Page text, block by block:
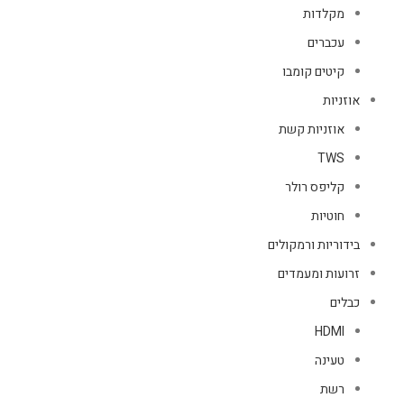
מקלדות
עכברים
קיטים קומבו
אוזניות
אוזניות קשת
TWS
קליפס רולר
חוטיות
בידוריות ורמקולים
זרועות ומעמדים
כבלים
HDMI
טעינה
רשת